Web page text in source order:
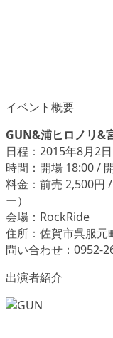
イベント概要
GUN&浦ヒロノリ&
日程：2015年8月2日
時間：開場 18:00 /
料金：前売 2,500円
ー）
会場：RockRide
住所：佐賀市呉服元
問い合わせ：0952-
出演者紹介